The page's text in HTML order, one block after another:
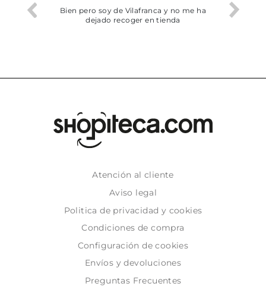
trobat
Bien pero soy de Vilafranca y no me ha
dejado recoger en tienda
Atención al cliente
Aviso legal
Politica de privacidad y cookies
Condiciones de compra
Configuración de cookies
Envíos y devoluciones
Preguntas Frecuentes